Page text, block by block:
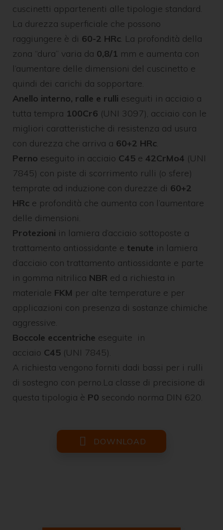
cuscinetti appartenenti alle tipologie standard.
La durezza superficiale che possono
raggiungere è di 60-2 HRc. La profondità della
zona “dura” varia da 0,8/1 mm e aumenta con
l’aumentare delle dimensioni del cuscinetto e
quindi dei carichi da sopportare.
Anello interno, ralle e rulli eseguiti in acciaio a
tutta tempra 100Cr6 (UNI 3097), acciaio con le
migliori caratteristiche di resistenza ad usura
con durezza che arriva a 60+2 HRc.
Perno eseguito in acciaio C45 e 42CrMo4 (UNI
7845) con piste di scorrimento rulli (o sfere)
temprate ad induzione con durezze di 60+2
HRc e profondità che aumenta con l’aumentare
delle dimensioni.
Protezioni in lamiera d’acciaio sottoposte a
trattamento antiossidante e tenute in lamiera
d’acciaio con trattamento antiossidante e parte
in gomma nitrilica NBR ed a richiesta in
materiale FKM per alte temperature e per
applicazioni con presenza di sostanze chimiche
aggressive.
Boccole eccentriche eseguite in
acciaio C45 (UNI 7845).
A richiesta vengono forniti dadi bassi per i rulli
di sostegno con perno.La classe di precisione di
questa tipologia è P0 secondo norma DIN 620.
DOWNLOAD